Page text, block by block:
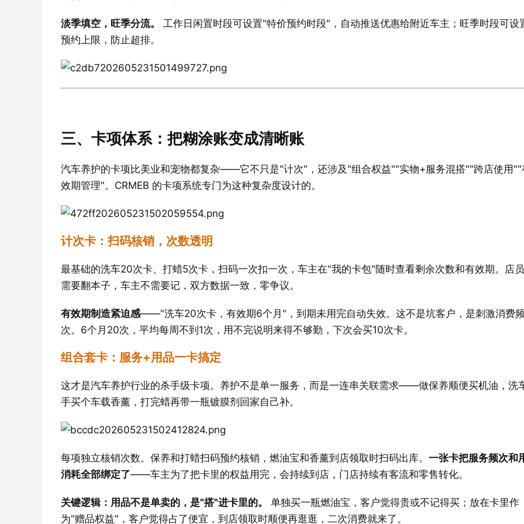
淡季填空，旺季分流。
工作日闲置时段可设置"特价预约时段"，自动推送优惠给附近车主；旺季时段可设
预约上限，防止超排。
三、卡项体系：把糊涂账变成清晰账
汽车养护的卡项比美业和宠物都复杂——它不只是"计次"，还涉及"组合权益""实物+服务混搭""跨店使用""
效期管理"。CRMEB 的卡项系统专门为这种复杂度设计的。
计次卡：扫码核销，次数透明
最基础的洗车20次卡、打蜡5次卡，扫码一次扣一次，车主在"我的卡包"随时查看剩余次数和有效期。店
需要翻本子，车主不需要记，双方数据一致，零争议。
有效期制造紧迫感——"洗车20次卡，有效期6个月"，到期未用完自动失效。这不是坑客户，是刺激消费
次。6个月20次，平均每周不到1次，用不完说明来得不够勤，下次会买10次卡。
组合套卡：服务+用品一卡搞定
这才是汽车养护行业的杀手级卡项。养护不是单一服务，而是一连串关联需求——做保养顺便买机油，洗
手买个车载香薰，打完蜡再带一瓶镀膜剂回家自己补。
每项独立核销次数。保养和打蜡扫码预约核销，燃油宝和香薰到店领取时扫码出库。 一张卡把服务频次和
消耗全部绑定了——车主为了把卡里的权益用完，会持续到店，门店持续有客流和零售转化。
关键逻辑：用品不是单卖的，是"搭"进卡里的。
单独买一瓶燃油宝，客户觉得贵或不记得买；放在卡里作
为"赠品权益"，客户觉得占了便宜，到店领取时顺便再逛逛，二次消费就来了。